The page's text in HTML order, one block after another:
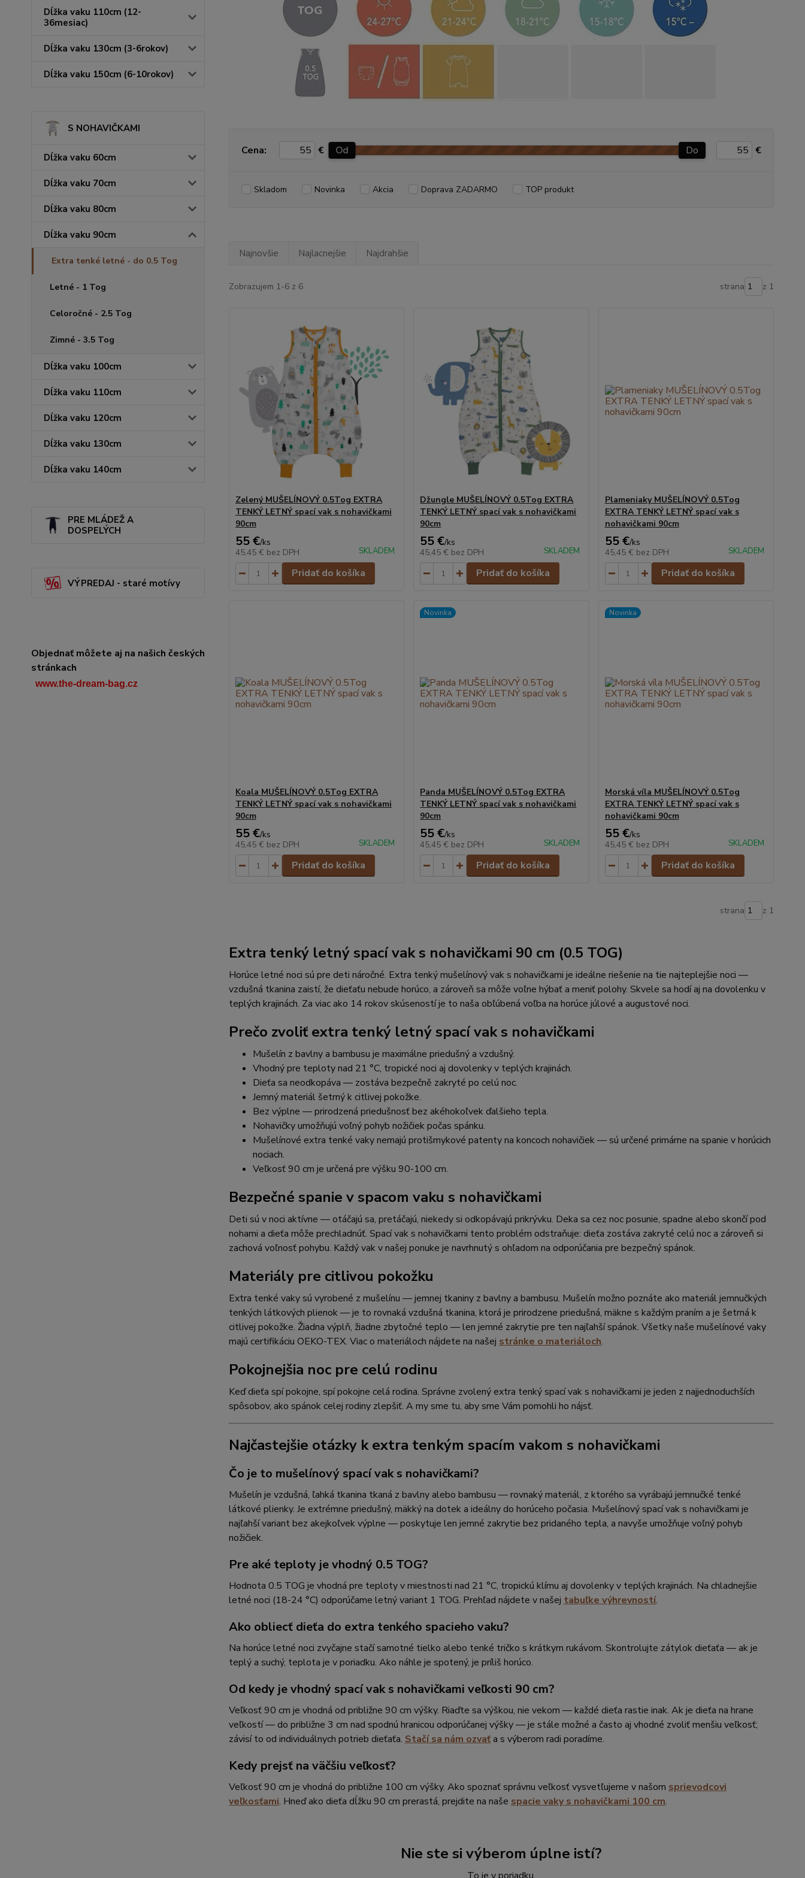
Dĺžka vaku 110cm (12-
36mesiac)
Dĺžka vaku 130cm (3-6rokov)
Dĺžka vaku 150cm (6-10rokov)
S NOHAVIČKAMI
Dĺžka vaku 60cm
Dĺžka vaku 70cm
Dĺžka vaku 80cm
Dĺžka vaku 90cm
Extra tenké letné - do 0.5 Tog
Letné - 1 Tog
Celoročné - 2.5 Tog
Zimné - 3.5 Tog
Dĺžka vaku 100cm
Dĺžka vaku 110cm
Dĺžka vaku 120cm
Dĺžka vaku 130cm
Dĺžka vaku 140cm
PRE MLÁDEŽ A
DOSPELÝCH
VÝPREDAJ - staré motívy
Objednať môžete aj na našich českých
stránkach
www.the-dream-bag.cz
Cena: € Od Do €
Skladom Novinka Akcia Doprava ZADARMO TOP produkt
Najnovšie Najlacnejšie Najdrahšie
Zobrazujem 1-6 z 6 strana z 1
Zelený MUŠELÍNOVÝ 0.5Tog EXTRA
TENKÝ LETNÝ spací vak s nohavičkami
90cm
55 €/ks
45,45 € bez DPH SKLADEM
Pridať do košíka
Džungle MUŠELÍNOVÝ 0.5Tog EXTRA
TENKÝ LETNÝ spací vak s nohavičkami
90cm
55 €/ks
45,45 € bez DPH SKLADEM
Pridať do košíka
Plameniaky MUŠELÍNOVÝ 0.5Tog
EXTRA TENKÝ LETNÝ spací vak s
nohavičkami 90cm
55 €/ks
45,45 € bez DPH SKLADEM
Pridať do košíka
Koala MUŠELÍNOVÝ 0.5Tog EXTRA
TENKÝ LETNÝ spací vak s nohavičkami
90cm
55 €/ks
45,45 € bez DPH SKLADEM
Pridať do košíka
Novinka
Panda MUŠELÍNOVÝ 0.5Tog EXTRA
TENKÝ LETNÝ spací vak s nohavičkami
90cm
55 €/ks
45,45 € bez DPH SKLADEM
Pridať do košíka
Novinka
Morská víla MUŠELÍNOVÝ 0.5Tog
EXTRA TENKÝ LETNÝ spací vak s
nohavičkami 90cm
55 €/ks
45,45 € bez DPH SKLADEM
Pridať do košíka
strana z 1
Extra tenký letný spací vak s nohavičkami 90 cm (0.5 TOG)
Horúce letné noci sú pre deti náročné. Extra tenký mušelínový vak s nohavičkami je ideálne riešenie na tie najteplejšie noci —
vzdušná tkanina zaistí, že dieťaťu nebude horúco, a zároveň sa môže voľne hýbať a meniť polohy. Skvele sa hodí aj na dovolenku v
teplých krajinách. Za viac ako 14 rokov skúseností je to naša obľúbená voľba na horúce júlové a augustové noci.
Prečo zvoliť extra tenký letný spací vak s nohavičkami
Mušelín z bavlny a bambusu je maximálne priedušný a vzdušný.
Vhodný pre teploty nad 21 °C, tropické noci aj dovolenky v teplých krajinách.
Dieťa sa neodkopáva — zostáva bezpečně zakryté po celú noc.
Jemný materiál šetrný k citlivej pokožke.
Bez výplne — prirodzená priedušnosť bez akéhokoľvek ďalšieho tepla.
Nohavičky umožňujú voľný pohyb nožičiek počas spánku.
Mušelínové extra tenké vaky nemajú protišmykové patenty na koncoch nohavičiek — sú určené primárne na spanie v horúcich
nociach.
Veľkosť 90 cm je určená pre výšku 90-100 cm.
Bezpečné spanie v spacom vaku s nohavičkami
Deti sú v noci aktívne — otáčajú sa, pretáčajú, niekedy si odkopávajú prikrývku. Deka sa cez noc posunie, spadne alebo skončí pod
nohami a dieťa môže prechladnúť. Spací vak s nohavičkami tento problém odstraňuje: dieťa zostáva zakryté celú noc a zároveň si
zachová voľnosť pohybu. Každý vak v našej ponuke je navrhnutý s ohľadom na odporúčania pre bezpečný spánok.
Materiály pre citlivou pokožku
Extra tenké vaky sú vyrobené z mušelínu — jemnej tkaniny z bavlny a bambusu. Mušelín možno poznáte ako materiál jemnučkých
tenkých látkových plienok — je to rovnaká vzdušná tkanina, ktorá je prirodzene priedušná, mäkne s každým praním a je šetrná k
citlivej pokožke. Žiadna výplň, žiadne zbytočné teplo — len jemné zakrytie pre ten najľahší spánok. Všetky naše mušelínové vaky
majú certifikáciu OEKO-TEX. Viac o materiáloch nájdete na našej stránke o materiáloch.
Pokojnejšia noc pre celú rodinu
Keď dieťa spí pokojne, spí pokojne celá rodina. Správne zvolený extra tenký spací vak s nohavičkami je jeden z najjednoduchších
spôsobov, ako spánok celej rodiny zlepšiť. A my sme tu, aby sme Vám pomohli ho nájsť.
Najčastejšie otázky k extra tenkým spacím vakom s nohavičkami
Čo je to mušelínový spací vak s nohavičkami?
Mušelín je vzdušná, ľahká tkanina tkaná z bavlny alebo bambusu — rovnaký materiál, z ktorého sa vyrábajú jemnučké tenké
látkové plienky. Je extrémne priedušný, mäkký na dotek a ideálny do horúceho počasia. Mušelínový spací vak s nohavičkami je
najľahší variant bez akejkoľvek výplne — poskytuje len jemné zakrytie bez pridaného tepla, a navyše umožňuje voľný pohyb
nožičiek.
Pre aké teploty je vhodný 0.5 TOG?
Hodnota 0.5 TOG je vhodná pre teploty v miestnosti nad 21 °C, tropickú klímu aj dovolenky v teplých krajinách. Na chladnejšie
letné noci (18-24 °C) odporúčame letný variant 1 TOG. Prehľad nájdete v našej tabuľke výhrevností.
Ako obliecť dieťa do extra tenkého spacieho vaku?
Na horúce letné noci zvyčajne stačí samotné tielko alebo tenké tričko s krátkym rukávom. Skontrolujte zátylok dieťaťa — ak je
teplý a suchý, teplota je v poriadku. Ako náhle je spotený, je príliš horúco.
Od kedy je vhodný spací vak s nohavičkami veľkosti 90 cm?
Veľkosť 90 cm je vhodná od približne 90 cm výšky. Riaďte sa výškou, nie vekom — každé dieťa rastie inak. Ak je dieťa na hrane
veľkostí — do približne 3 cm nad spodnú hranicou odporúčanej výšky — je stále možné a často aj vhodné zvoliť menšiu veľkosť;
závisí to od individuálnych potrieb dieťaťa. Stačí sa nám ozvaťa s výberom radi poradíme.
Kedy prejsť na väčšiu veľkosť?
Veľkosť 90 cm je vhodná do približne 100 cm výšky. Ako spoznať správnu veľkosť vysvetľujeme v našom sprievodcovi
veľkosťami. Hneď ako dieťa dĺžku 90 cm prerastá, prejdite na naše spacie vaky s nohavičkami 100 cm.
Nie ste si výberom úplne istí?